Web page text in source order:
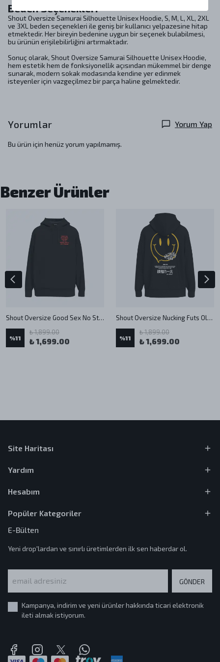
Beden Seçenekleri
Shout Oversize Samurai Silhouette Unisex Hoodie, S, M, L, XL, 2XL
ve 3XL beden seçenekleri ile geniş bir kullanıcı yelpazesine hitap
etmektedir. Her bireyin bedenine uygun bir seçenek bulabilmesi,
bu ürünün erişilebilirliğini artırmaktadır.
Sonuç olarak, Shout Oversize Samurai Silhouette Unisex Hoodie,
hem estetik hem de fonksiyonellik açısından mükemmel bir denge
sunarak, modern sokak modasında kendine yer edinmek
isteyenler için vazgeçilmez bir parça haline gelmektedir.
Yorumlar Yorum Yap
Bu ürün için henüz yorum yapılmamış.
Benzer Ürünler
Shout Oversize Good Sex No Stress Unisex Hoodie
%11
₺ 1,899.00
₺ 1,699.00
Shout Oversize Nucking Futs Oldschool Unisex Hoodie
%11
₺ 1,899.00
₺ 1,699.00
Site Haritası
Yardım
Hesabım
Popüler Kategoriler
E-Bülten
Yeni drop'lardan ve sınırlı üretimlerden ilk sen haberdar ol.
GÖNDER
Kampanya, indirim ve yeni ürünler hakkında ticari elektronik
ileti almak istiyorum.